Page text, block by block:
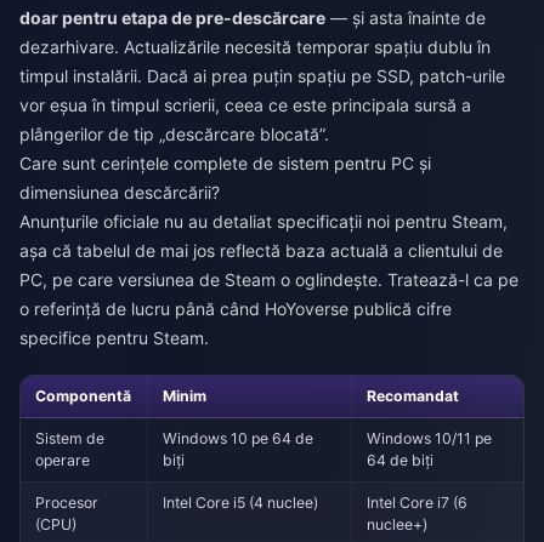
doar pentru etapa de pre-descărcare — și asta înainte de
dezarhivare. Actualizările necesită temporar spațiu dublu în
timpul instalării. Dacă ai prea puțin spațiu pe SSD, patch-urile
vor eșua în timpul scrierii, ceea ce este principala sursă a
plângerilor de tip „descărcare blocată”.
Care sunt cerințele complete de sistem pentru PC și
dimensiunea descărcării?
Anunțurile oficiale nu au detaliat specificații noi pentru Steam,
așa că tabelul de mai jos reflectă baza actuală a clientului de
PC, pe care versiunea de Steam o oglindește. Tratează-l ca pe
o referință de lucru până când HoYoverse publică cifre
specifice pentru Steam.
Componentă Minim Recomandat
Sistem de
operare
Windows 10 pe 64 de
biți
Windows 10/11 pe
64 de biți
Procesor
(CPU)
Intel Core i5 (4 nuclee)
Intel Core i7 (6
nuclee+)